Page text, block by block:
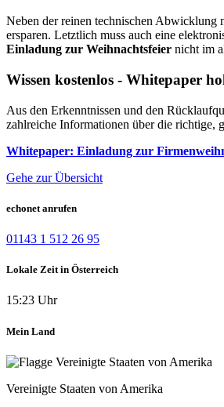
Neben der reinen technischen Abwicklung
ersparen. Letztlich muss auch eine
Einladung zur Weihnachtsfeier nicht im
Wissen kostenlos - Whitepaper
Aus den Erkenntnissen und den
zahlreiche Informationen über die richtige,
Whitepaper: Einladung zur
Gehe zur Übersicht
echonet anrufen
01143 1 512 26 95
Lokale Zeit in Österreich
15:23 Uhr
Mein Land
Vereinigte Staaten von Amerika